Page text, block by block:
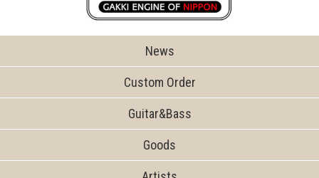
News
Custom Order
Guitar&Bass
Goods